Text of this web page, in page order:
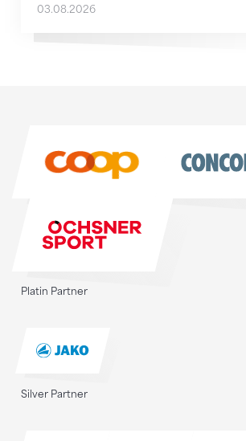
03.08.2026
Platin Partner
Silver Partner